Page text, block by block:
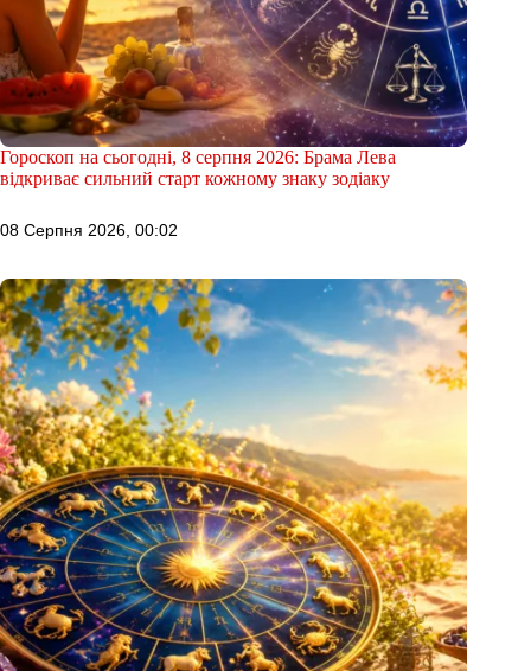
Гороскоп на сьогодні, 8 серпня 2026: Брама Лева
відкриває сильний старт кожному знаку зодіаку
08 Серпня 2026, 00:02